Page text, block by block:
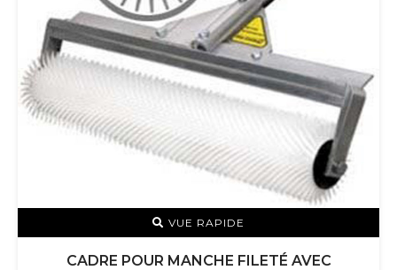
VUE RAPIDE
CADRE POUR MANCHE FILETÉ AVEC